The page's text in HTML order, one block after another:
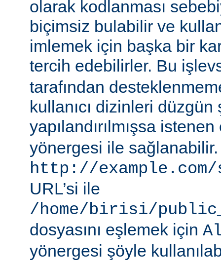
olarak kodlanması
biçimsiz bulabilir ve
imlemek için başka bir
tercih edebilirler. Bu
tarafından
kullanıcı dizinleri düzgün
yapılandırılmışsa
yönergesi ile
http://
URL’si ile
/home/birisi/
dosyasını eşlemek için
yönergesi şöyle